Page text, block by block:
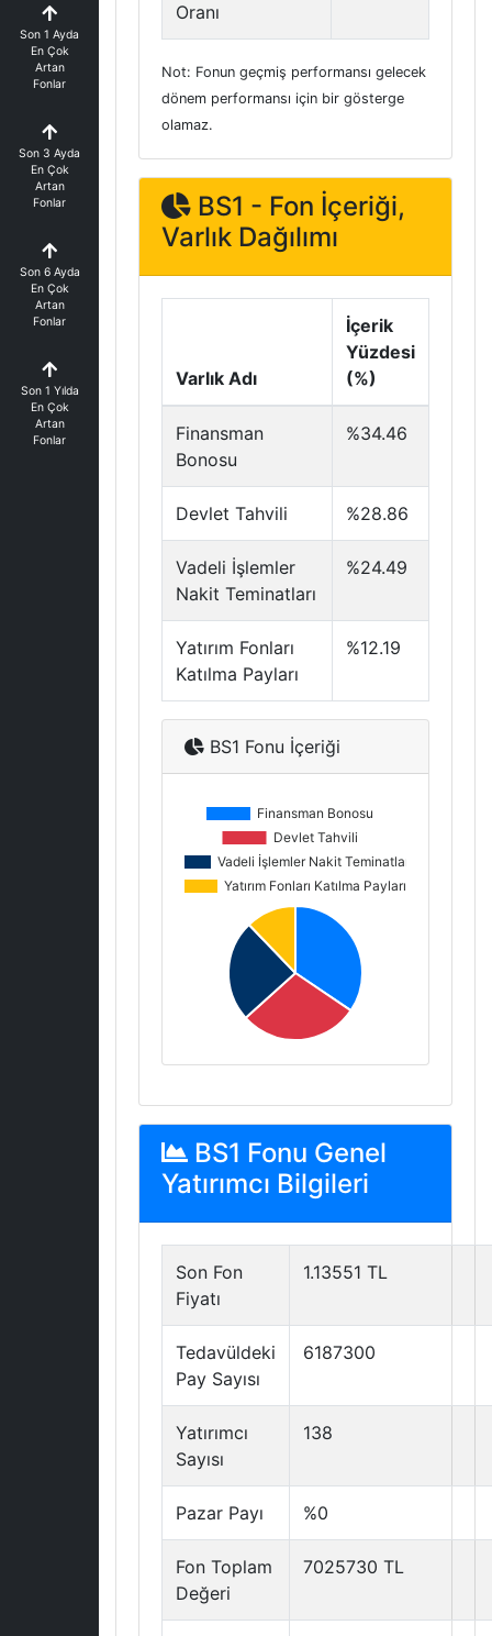
Son 1 Ayda
En Çok
Artan
Fonlar
Son 3 Ayda
En Çok
Artan
Fonlar
Son 6 Ayda
En Çok
Artan
Fonlar
Son 1 Yılda
En Çok
Artan
Fonlar
Oranı
Not: Fonun geçmiş performansı gelecek
dönem performansı için bir gösterge
olamaz.
BS1 - Fon İçeriği,
Varlık Dağılımı
Varlık Adı
İçerik
Yüzdesi
(%)
Finansman
Bonosu
%34.46
Devlet Tahvili %28.86
Vadeli İşlemler
Nakit Teminatları
%24.49
Yatırım Fonları
Katılma Payları
%12.19
BS1 Fonu İçeriği
BS1 Fonu Genel
Yatırımcı Bilgileri
Son Fon
Fiyatı
1.13551 TL
Tedavüldeki
Pay Sayısı
6187300
Yatırımcı
Sayısı
138
Pazar Payı %0
Fon Toplam
Değeri
7025730 TL